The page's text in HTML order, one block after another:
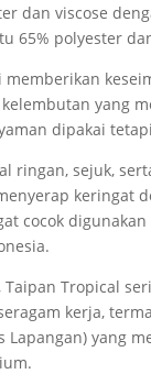
dan viscose
65% polyester
memberikan
yang
dipakai
ringan, sejuk,
keringat
cocok
Taipan Tropical
kerja,
Lapangan) yang